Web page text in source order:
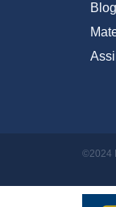
©2024